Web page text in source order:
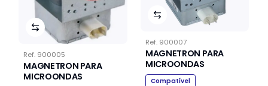
Ref. 900005
MAGNETRON PARA
MICROONDAS
Ref. 900007
MAGNETRON PARA
MICROONDAS
Compatível